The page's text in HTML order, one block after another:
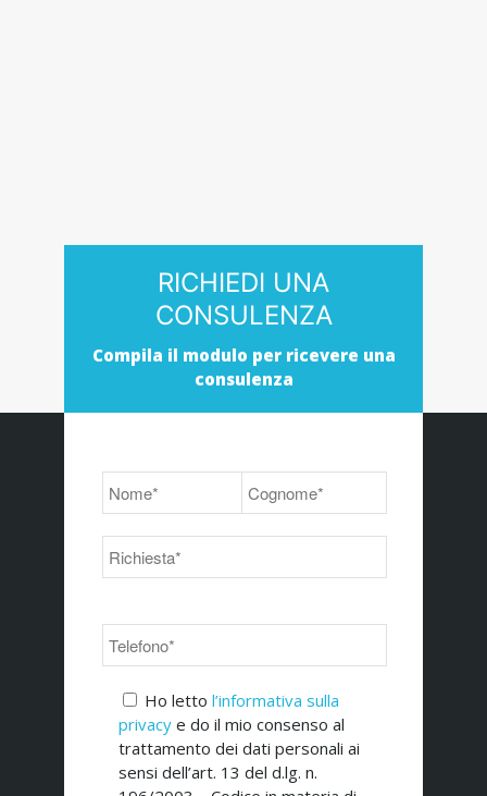
RICHIEDI UNA
CONSULENZA
Compila il modulo per ricevere una
consulenza
Ho letto l’informativa sulla
privacy e do il mio consenso al
trattamento dei dati personali ai
sensi dell’art. 13 del d.lg. n.